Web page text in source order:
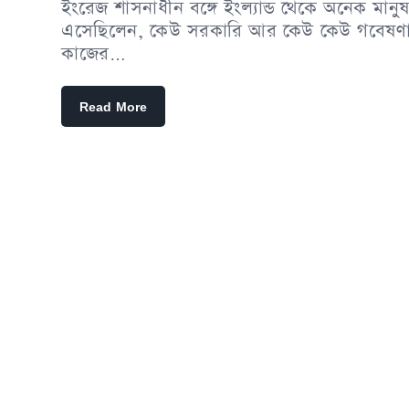
ইংরেজ শাসনাধীন বঙ্গে ইংল্যান্ড থেকে অনেক
এসেছিলেন, কেউ সরকারি আর কেউ কেউ
কাজের…
Read More